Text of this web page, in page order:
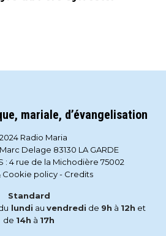
mariale, d’évangelisation
Radio Maria
Delage 83130 LA GARDE
: 4 rue de la Michodière 75002
Cookie policy- Credits
Standard
lundi au vendredi de 9h à 12h et
de 14h à 17h